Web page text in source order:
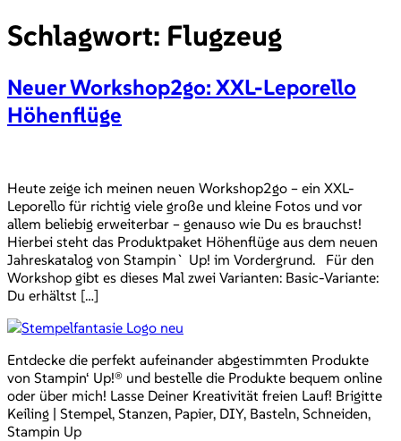
Schlagwort: Flugzeug
Neuer Workshop2go: XXL-Leporello
Höhenflüge
Heute zeige ich meinen neuen Workshop2go – ein XXL-
Leporello für richtig viele große und kleine Fotos und vor
allem beliebig erweiterbar – genauso wie Du es brauchst!
Hierbei steht das Produktpaket Höhenflüge aus dem neuen
Jahreskatalog von Stampin` Up! im Vordergrund. Für den
Workshop gibt es dieses Mal zwei Varianten: Basic-Variante:
Du erhältst […]
Entdecke die perfekt aufeinander abgestimmten Produkte
von Stampin‘ Up!® und bestelle die Produkte bequem online
oder über mich! Lasse Deiner Kreativität freien Lauf! Brigitte
Keiling | Stempel, Stanzen, Papier, DIY, Basteln, Schneiden,
Stampin Up